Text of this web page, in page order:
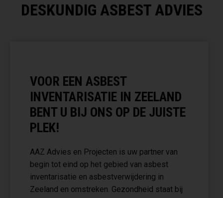
DESKUNDIG ASBEST ADVIES
VOOR EEN ASBEST
INVENTARISATIE IN ZEELAND
BENT U BIJ ONS OP DE JUISTE
PLEK!
AAZ Advies en Projecten is uw partner van
begin tot eind op het gebied van asbest
inventarisatie en asbestverwijdering in
Zeeland en omstreken. Gezondheid staat bij